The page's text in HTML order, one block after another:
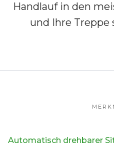
Handlauf in den
und Ihre Treppe
Automatisch drehbarer